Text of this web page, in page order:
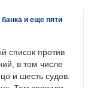
и еще пяти
список против
в том числе
и шесть судов.